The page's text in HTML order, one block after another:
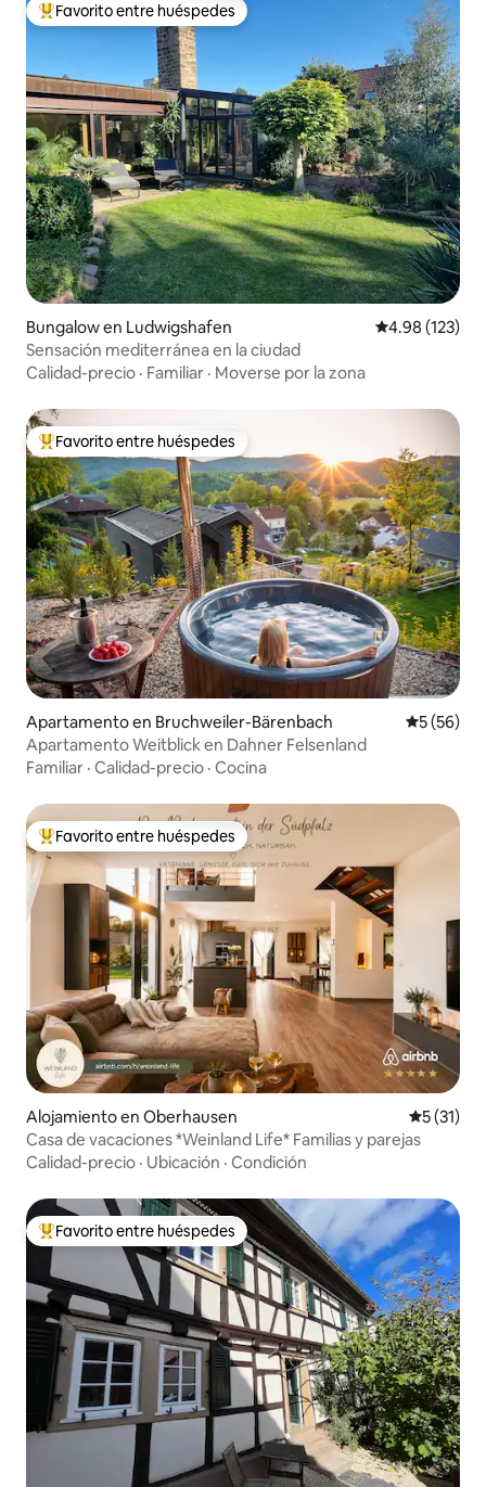
Favorito entre huéspedes preferido
Favorito entre huéspedes
Bungalow en Ludwigshafen Calificación
4.98 (123)
Sensación mediterránea en la ciudad
Calidad-precio · Familiar · Moverse por la zona
Favorito entre huéspedes preferido
Favorito entre huéspedes
Apartamento en Bruchweiler-Bärenbach
5 (56)
Apartamento Weitblick en Dahner Felsenland
Familiar · Calidad-precio · Cocina
Favorito entre huéspedes preferido
Favorito entre huéspedes
Alojamiento en Oberhausen
5 (31)
Casa de vacaciones *Weinland Life* Familias y parejas
Calidad-precio · Ubicación · Condición
Favorito entre huéspedes preferido
Favorito entre huéspedes